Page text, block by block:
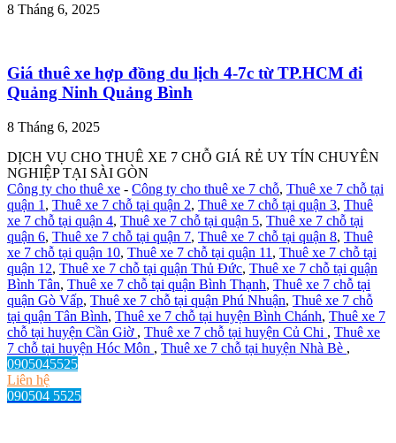
8 Tháng 6, 2025
Giá thuê xe hợp đồng du lịch 4-7c từ TP.HCM đi
Quảng Ninh Quảng Bình
8 Tháng 6, 2025
DỊCH VỤ CHO THUÊ XE 7 CHỖ GIÁ RẺ UY TÍN CHUYÊN
NGHIỆP TẠI SÀI GÒN
Công ty cho thuê xe - Công ty cho thuê xe 7 chỗ, Thuê xe 7 chỗ tại
quận 1 , Thuê xe 7 chỗ tại quận 2, Thuê xe 7 chỗ tại quận 3, Thuê
xe 7 chỗ tại quận 4, Thuê xe 7 chỗ tại quận 5, Thuê xe 7 chỗ tại
quận 6, Thuê xe 7 chỗ tại quận 7, Thuê xe 7 chỗ tại quận 8, Thuê
xe 7 chỗ tại quận 10, Thuê xe 7 chỗ tại quận 11 , Thuê xe 7 chỗ tại
quận 12, Thuê xe 7 chỗ tại quận Thủ Đức, Thuê xe 7 chỗ tại quận
Bình Tân, Thuê xe 7 chỗ tại quận Bình Thạnh, Thuê xe 7 chỗ tại
quận Gò Vấp, Thuê xe 7 chỗ tại quận Phú Nhuận, Thuê xe 7 chỗ
tại quận Tân Bình, Thuê xe 7 chỗ tại huyện Bình Chánh, Thuê xe 7
chỗ tại huyện Cần Giờ , Thuê xe 7 chỗ tại huyện Củ Chi , Thuê xe
7 chỗ tại huyện Hóc Môn , Thuê xe 7 chỗ tại huyện Nhà Bè ,
0905045525
Liên hệ
090504 5525